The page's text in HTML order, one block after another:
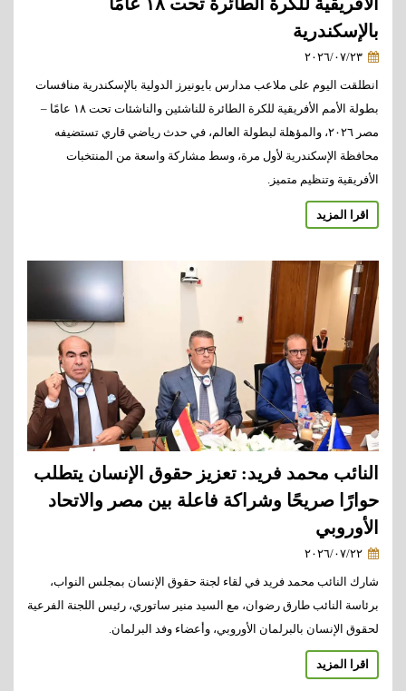
الأفريقية للكرة الطائرة تحت ١٨ عامًا
بالإسكندرية
انطلقت اليوم على ملاعب مدارس بايونيرز الدولية بالإسكندرية منافسات
بطولة الأمم الأفريقية للكرة الطائرة للناشئين والناشئات تحت ١٨ عامًا –
مصر ٢٠٢٦، والمؤهلة لبطولة العالم، في حدث رياضي قاري تستضيفه
محافظة الإسكندرية لأول مرة، وسط مشاركة واسعة من المنتخبات
الأفريقية وتنظيم متميز.
اقرا المزيد
النائب محمد فريد: تعزيز حقوق الإنسان يتطلب
حوارًا صريحًا وشراكة فاعلة بين مصر والاتحاد
الأوروبي
شارك النائب محمد فريد في لقاء لجنة حقوق الإنسان بمجلس النواب،
برئاسة النائب طارق رضوان، مع السيد منير ساتوري، رئيس اللجنة الفرعية
لحقوق الإنسان بالبرلمان الأوروبي، وأعضاء وفد البرلمان.
اقرا المزيد